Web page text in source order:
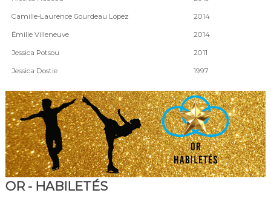
Camille-Laurence Gourdeau Lopez 2014
Émilie Villeneuve 2014
Jessica Potsou 2011
Jessica Dostie 1997
OR - HABILETÉS